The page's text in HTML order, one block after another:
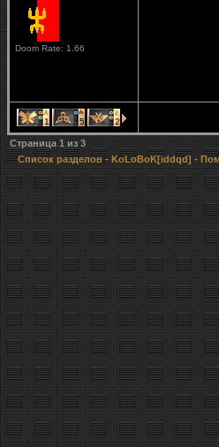
Doom Rate: 1.66
1 5 2
Страница 1 из 3
Список разделов- KoLoBoK[iddqd] -